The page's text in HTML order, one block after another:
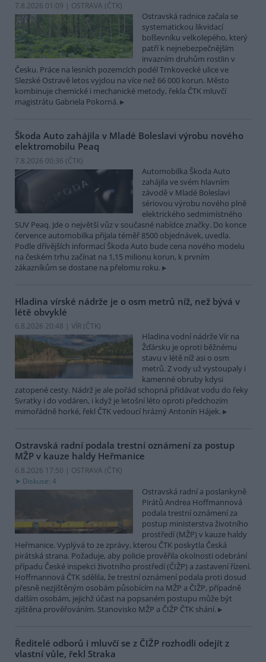
7.8.2026 01:09 | OSTRAVA (ČTK)
Ostravská radnice začala se
systematickou likvidací
bolševníku velkolepého, který
patří k nejnebezpečnějším
invazním druhům rostlin v
Česku. Práce na lesních pozemcích podél Trnkovecké ulice ve
Slezské Ostravě letos vyjdou na více než 66 000 korun. Město
kombinuje chemické i mechanické metody, řekla ČTK mluvčí
magistrátu Gabriela Pokorná.
Škoda Auto zahájila v Mladé Boleslavi výrobu nového
elektromobilu Peaq
7.8.2026 00:36 (ČTK)
Automobilka Škoda Auto
zahájila ve svém hlavním
závodě v Mladé Boleslavi
sériovou výrobu nového plně
elektrického sedmimístného
SUV Peaq. Jde o největší vůz v současné nabídce značky. Do konce
července automobilka přijala téměř 8500 objednávek, uvedla.
Podle dřívějších informací Škoda Auto bude cena nového modelu
na českém trhu začínat na 1,15 milionu korun, k prvním
zákazníkům se dostane na přelomu roku.
Hladina vírské nádrže je o osm metrů níž, než bývá v
létě obvyklé
6.8.2026 20:48 | VÍR (ČTK)
Hladina vodní nádrže Vír na
Žďársku je oproti běžnému
stavu v létě níž asi o osm
metrů. Z vody už vystoupaly i
kamenné obruby kdysi
zatopené cesty. Nádrž je ale pořád schopná přidávat vodu do řeky
Svratky i do vodáren, i když je letošní léto oproti předchozím
mimořádně horké, řekl ČTK vedoucí hrázný Antonín Hájek.
Ostravská radní podala trestní oznámení za postup
MŽP v kauze haldy Heřmanice
6.8.2026 17:50 | OSTRAVA (ČTK)
Diskuse: 4
Ostravská radní a poslankyně
Pirátů Andrea Hoffmannová
podala trestní oznámení za
postup ministerstva životního
prostředí (MŽP) v kauze haldy
Heřmanice. Vyplývá to ze zprávy, kterou ČTK poskytla Česká
pirátská strana. Požaduje, aby policie prověřila okolnosti odebrání
případu České inspekci životního prostředí (ČIŽP) a zastavení řízení.
Hoffmannová ČTK sdělila, že trestní oznámení podala proti dosud
přesně nezjištěným osobám působícím na MŽP a ČIŽP, případně
dalším osobám, jejichž účast na popsaném postupu může být
zjištěna prověřováním. Stanovisko MŽP a ČIŽP ČTK shání.
Ředitelé odborů i mluvčí se z ČIŽP rozhodli odejít z
vlastní vůle, řekl Straka